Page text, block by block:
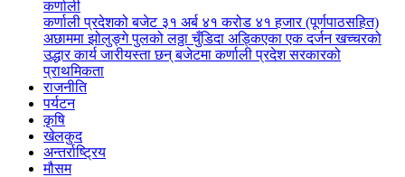
कर्णाली
कर्णाली प्रदेशको बजेट ३१ अर्ब ४१ करोड ४१ हजार (पूर्णपाठसहित)
अछाममा झोलुङ्गे पुलको लठ्ठा चुँडिदा अड्किएका एक दर्जन खच्चरको
उद्धार कार्य जारीयस्ता छन् बजेटमा कर्णाली प्रदेश सरकारको
प्राथमिकता
राजनीति
पर्यटन
कृषि
खेलकुद
अन्तर्राष्ट्रिय
मौसम